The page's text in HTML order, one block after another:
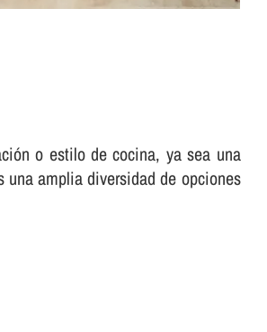
o estilo de cocina, ya sea una
una amplia diversidad de opciones